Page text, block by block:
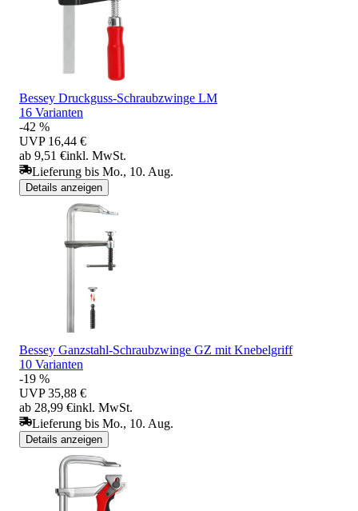
Bessey Druckguss-Schraubzwinge LM
16 Varianten
-42 %
UVP 16,44 €
ab 9,51 €inkl. MwSt.
Lieferung bis Mo., 10. Aug.
Details anzeigen
Bessey Ganzstahl-Schraubzwinge GZ mit Knebelgriff
10 Varianten
-19 %
UVP 35,88 €
ab 28,99 €inkl. MwSt.
Lieferung bis Mo., 10. Aug.
Details anzeigen